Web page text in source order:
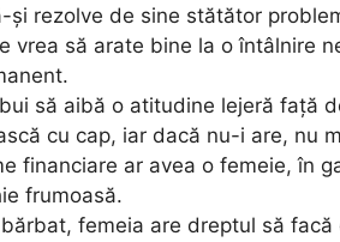
și rezolve de sine stătător
vrea să arate bine la o întâlnire
să aibă o atitudine lejeră față
cu cap, iar dacă nu-i are, nu
financiare ar avea o femeie, în
frumoasă.
femeia are dreptul să